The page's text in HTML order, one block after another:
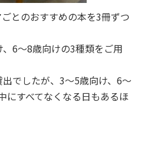
とのおすすめの本を3冊ずつ
6～8歳向けの3種類をご用
でしたが、3～5歳向け、6～
にすべてなくなる日もあるほ